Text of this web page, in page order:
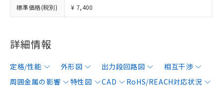
標準価格(税別) ¥ 7,400
詳細情報
定格/性能 外形図 出力段回路図
相互干渉
周囲金属の影響
特性図 CAD
RoHS/REACH対応状況